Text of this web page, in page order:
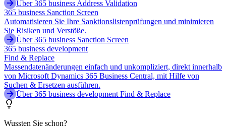
Über 365 business Address Validation
365 business Sanction Screen
Automatisieren Sie Ihre Sanktionslistenprüfungen und minimieren
Sie Risiken und Verstöße.
Über 365 business Sanction Screen
365 business development
Find & Replace
Massendatenänderungen einfach und unkompliziert, direkt innerhalb
von Microsoft Dynamics 365 Business Central, mit Hilfe von
Suchen & Ersetzen ausführen.
Über 365 business development Find & Replace
Wussten Sie schon?